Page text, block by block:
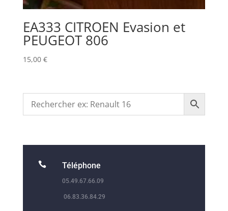
EA333 CITROEN Evasion et
PEUGEOT 806
15,00 €
 Téléphone
05.49.67.66.09
06.83.36.84.29